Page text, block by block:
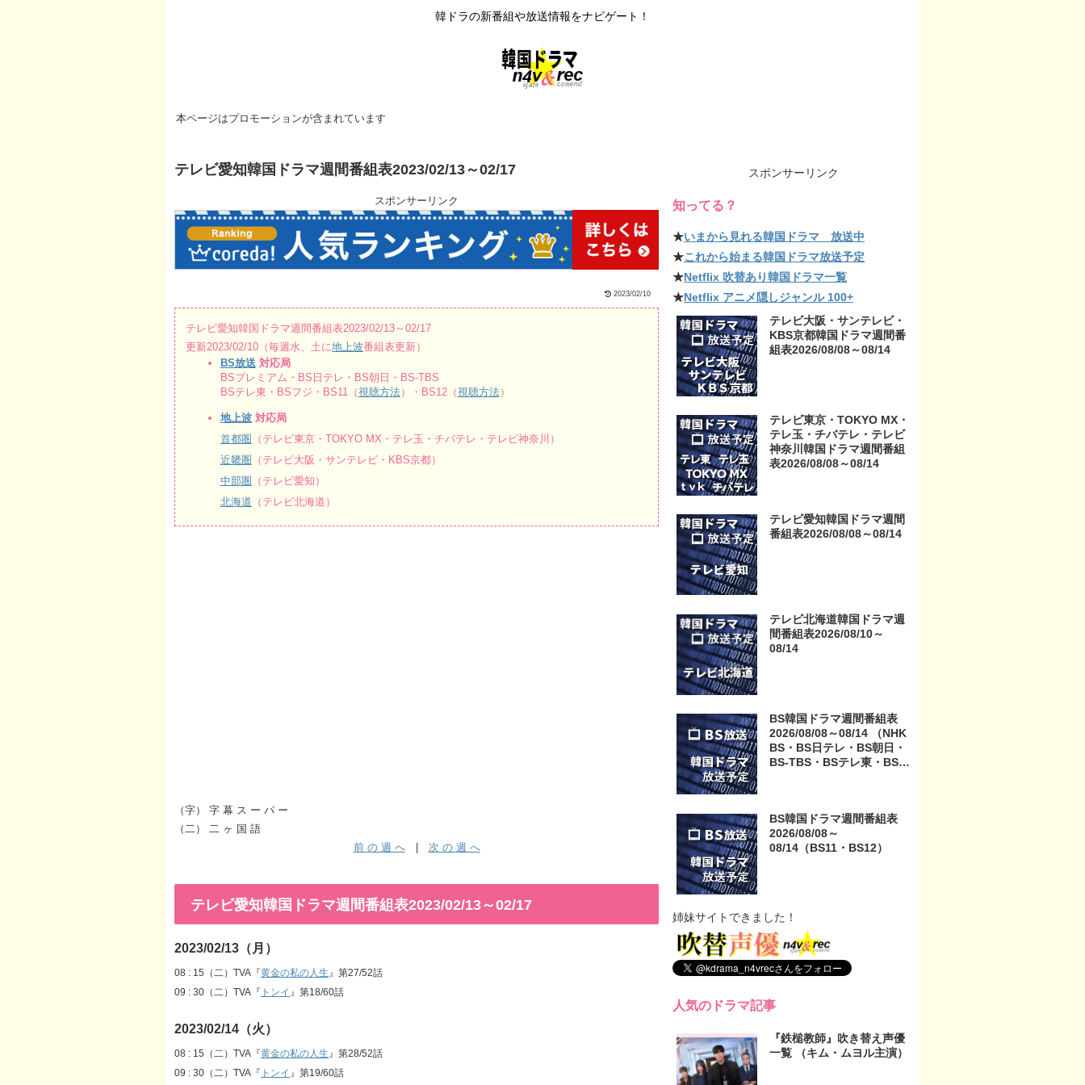
韓ドラの新番組や放送情報をナビゲート！
本ページはプロモーションが含まれています
テレビ愛知韓国ドラマ週間番組表2023/02/13～02/17
スポンサーリンク
2023/02/10
テレビ愛知韓国ドラマ週間番組表2023/02/13～02/17
更新2023/02/10（毎週水、土に地上波番組表更新）
BS放送対応局
BSプレミアム・BS日テレ・BS朝日・BS-TBS
BSテレ東・BSフジ・BS11（視聴方法）・BS12（視聴方法）
地上波対応局
首都圏
（テレビ東京・TOKYO MX・テレ玉・チバテレ・テレビ神奈川）
近畿圏
（テレビ大阪・サンテレビ・KBS京都）
中部圏
（テレビ愛知）
北海道 （テレビ北海道）
（字） 字 幕 ス ー パ ー
（二） 二 ヶ 国 語
前 の 週 へ| 次 の 週 へ
テレビ愛知韓国ドラマ週間番組表2023/02/13～02/17
2023/02/13（月）
08 : 15（二）TVA『黄金の私の人生』第27/52話
09 : 30（二）TVA『 トンイ 』第18/60話
2023/02/14（火）
08 : 15（二）TVA『黄金の私の人生』第28/52話
09 : 30（二）TVA『 トンイ 』第19/60話
スポンサーリンク
知ってる？
★いまから見れる韓国ドラマ 放送中
★これから始まる韓国ドラマ放送予定
★Netflix 吹替あり韓国ドラマ一覧
★Netflix アニメ隠しジャンル 100+
テレビ大阪・サンテレビ・
KBS京都韓国ドラマ週間番
組表2026/08/08～08/14
テレビ東京・TOKYO MX・
テレ玉・チバテレ・テレビ
神奈川韓国ドラマ週間番組
表2026/08/08～08/14
テレビ愛知韓国ドラマ週間
番組表2026/08/08～08/14
テレビ北海道韓国ドラマ週
間番組表2026/08/10～
08/14
BS韓国ドラマ週間番組表
2026/08/08～08/14 （NHK
BS・BS日テレ・BS朝日・
BS-TBS・BSテレ東・BSフ
BS韓国ドラマ週間番組表
2026/08/08～
08/14（BS11・BS12）
姉妹サイトできました！
人気のドラマ記事
『鉄槌教師』吹き替え声優
一覧 （キム・ムヨル主演）